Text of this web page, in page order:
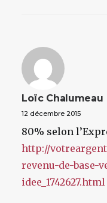
Loïc Chalumeau
12 décembre 2015
80% selon
http://
revenu-de-base-
idee_1742627.html